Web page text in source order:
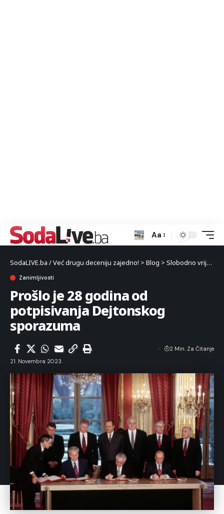
Aa
SodaLIVE.ba / Već drugu deceniju zajedno! > Blog > Slobodno vrijeme
Zanimljivosti
Prošlo je 28 godina od
potpisivanja Dejtonskog
sporazuma
21. Novembra 2023.
2 Min. Za Čitanje